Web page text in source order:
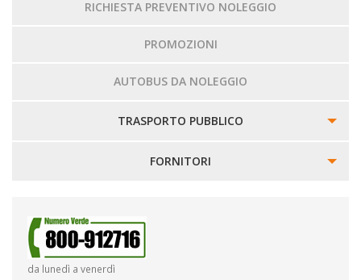
RICHIESTA PREVENTIVO NOLEGGIO
PROMOZIONI
AUTOBUS DA NOLEGGIO
TRASPORTO PUBBLICO
INFORMAZIONI
REGOLAMENTO TRASPORTO E TARIFFE
FORNITORI
da lunedì a venerdì